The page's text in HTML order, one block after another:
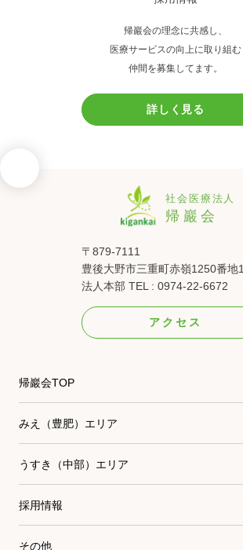
帰巖会の理念に共感し、
医療サービスの向上に取り組む
仲間を募集してます。
詳しく見る
〒879-7111
豊後大野市三重町赤嶺1250番地1
法人本部 TEL : 0974-22-6672
アクセス
帰巖会TOP
みえ（豊肥）エリア
うすき（中部）エリア
採用情報
その他